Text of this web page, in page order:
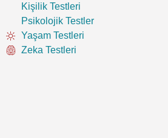
Kişilik Testleri
Psikolojik Testler
Yaşam Testleri
Zeka Testleri